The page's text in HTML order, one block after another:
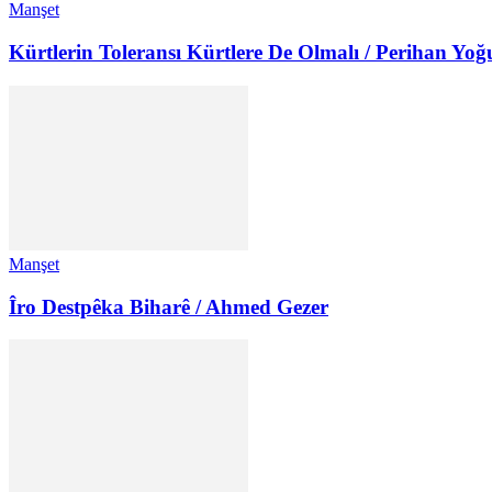
Manşet
Kürtlerin Toleransı Kürtlere De Olmalı / Perihan
Manşet
Îro Destpêka Biharê / Ahmed Gezer